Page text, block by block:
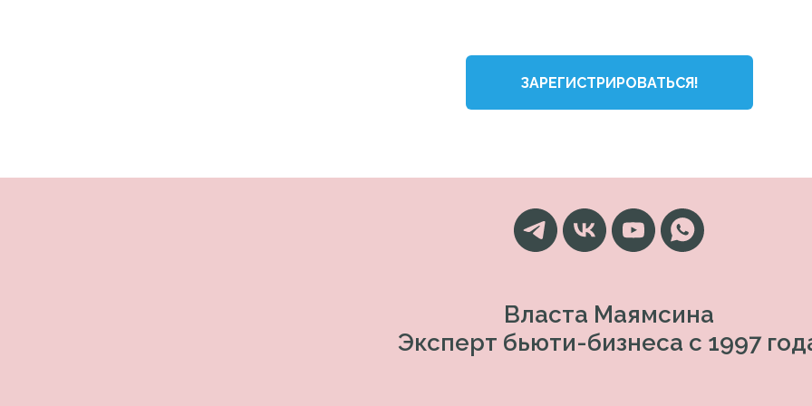
ЗАРЕГИСТРИРОВАТЬСЯ!
Власта Маямсина
Эксперт бьюти-бизнеса с 1997